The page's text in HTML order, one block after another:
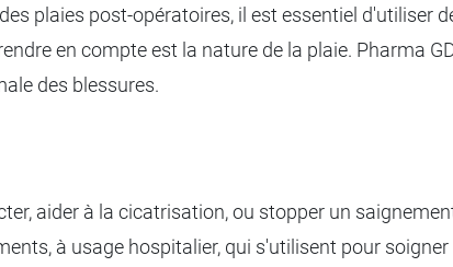
plaies post-opératoires, il est essentiel d'utiliser
en compte est la nature de la plaie. Pharma
des blessures.
aider à la cicatrisation, ou stopper un
à usage hospitalier, qui s'utilisent pour